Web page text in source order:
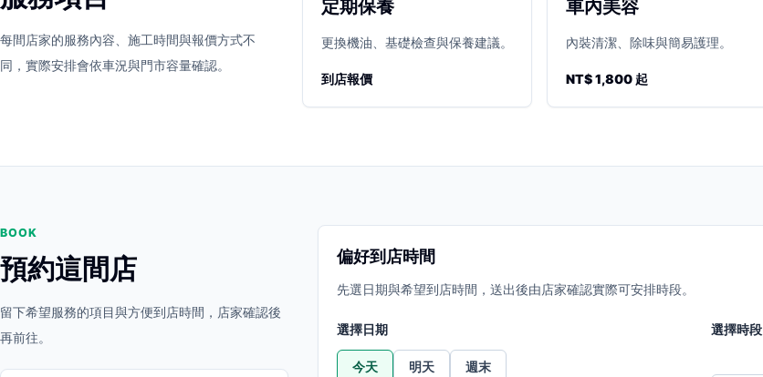
立即預約 開啟地圖 其他店家
每間店家的服務內容、施工時間與報價方式不
同，實際安排會依車況與門市容量確認。
定期保養
更換機油、基礎檢查與保養建議。
到店報價
車內美容
內裝清潔、除味與簡易護理。
NT$ 1,800 起
BOOK
預約這間店
留下希望服務的項目與方便到店時間，店家確認後
再前往。
偏好到店時間
先選日期與希望到店時間，送出後由店家確認實際可安排時段。
選擇日期
今天 明天 週末
選擇時段